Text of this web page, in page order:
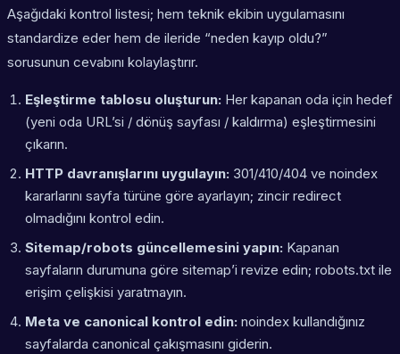
Aşağıdaki kontrol listesi; hem teknik ekibin uygulamasını
standardize eder hem de ileride “neden kayıp oldu?”
sorusunun cevabını kolaylaştırır.
Eşleştirme tablosu oluşturun: Her kapanan oda için hedef
(yeni oda URL’si / dönüş sayfası / kaldırma) eşleştirmesini
çıkarın.
HTTP davranışlarını uygulayın: 301/410/404 ve noindex
kararlarını sayfa türüne göre ayarlayın; zincir redirect
olmadığını kontrol edin.
Sitemap/robots güncellemesini yapın: Kapanan
sayfaların durumuna göre sitemap’i revize edin; robots.txt ile
erişim çelişkisi yaratmayın.
Meta ve canonical kontrol edin: noindex kullandığınız
sayfalarda canonical çakışmasını giderin.